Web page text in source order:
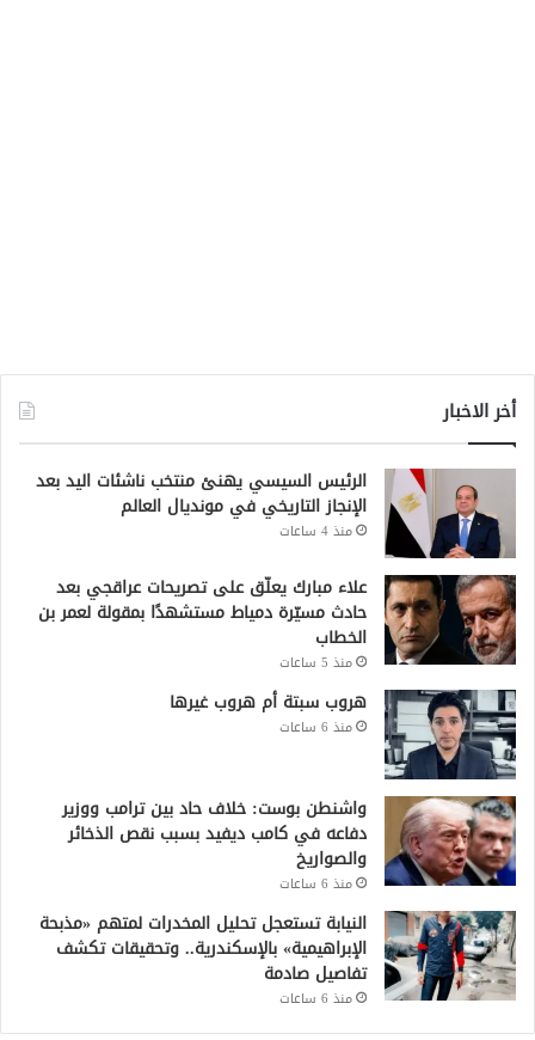
أخر الاخبار
الرئيس السيسي يهنئ منتخب ناشئات اليد بعد
الإنجاز التاريخي في مونديال العالم
منذ 4 ساعات
علاء مبارك يعلّق على تصريحات عراقجي بعد
حادث مسيّرة دمياط مستشهدًا بمقولة لعمر بن
الخطاب
منذ 5 ساعات
هروب سبتة أم هروب غيرها
منذ 6 ساعات
واشنطن بوست: خلاف حاد بين ترامب ووزير
دفاعه في كامب ديفيد بسبب نقص الذخائر
والصواريخ
منذ 6 ساعات
النيابة تستعجل تحليل المخدرات لمتهم «مذبحة
الإبراهيمية» بالإسكندرية.. وتحقيقات تكشف
تفاصيل صادمة
منذ 6 ساعات